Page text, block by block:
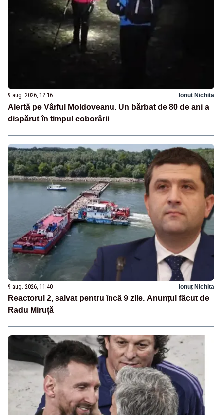
9 aug. 2026, 12:16 Ionuț Nichita
Alertă pe Vârful Moldoveanu. Un bărbat de 80 de ani a
dispărut în timpul coborârii
9 aug. 2026, 11:40 Ionuț Nichita
Reactorul 2, salvat pentru încă 9 zile. Anunțul făcut de
Radu Miruță